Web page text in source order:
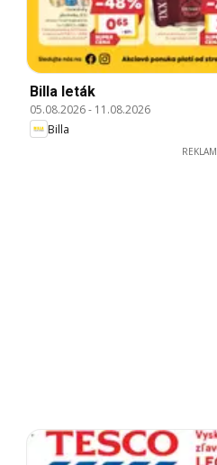
Billa leták
05.08.2026- 11.08.2026
Billa